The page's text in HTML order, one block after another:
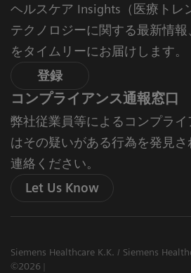
ヘルスケア Insights（医療トレ
テクノロジーに関する最新情
をタイムリーにお届けします。
登録
コンプライアンス通報窓口
弊社従業員等によるコンプラ
はその疑いがある行為を発見
連絡ください。
Let Us Know
Siemens Healthcare K.K. / Siemens
©2026